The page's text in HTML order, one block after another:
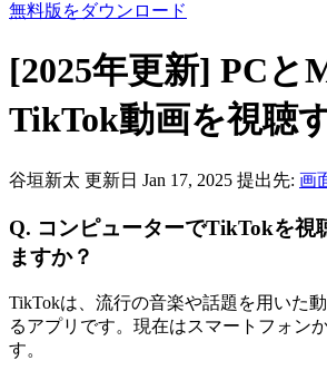
無料版をダウンロード
[2025年更新] PCと
TikTok動画を視聴
谷垣新太 更新日 Jan 17, 2025 提出先: 画
Q. コンピューターでTikTokを視
ますか？
TikTokは、流行の音楽や話題を用いた
るアプリです。現在はスマートフォン
す。